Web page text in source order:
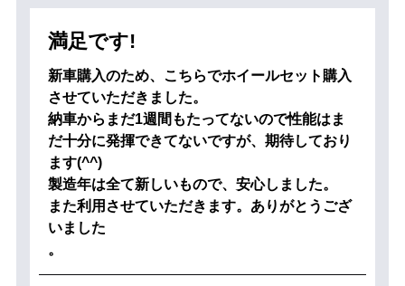
満足です!
新車購入のため、こちらでホイールセット購入
させていただきました。
納車からまだ1週間もたってないので性能はま
だ十分に発揮できてないですが、期待しており
ます(^^)
製造年は全て新しいもので、安心しました。
また利用させていただきます。ありがとうござ
いました
。